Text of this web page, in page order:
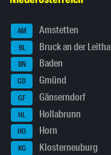
AM Amstetten
BL Bruck an der Leitha
BN Baden
GD Gmünd
GF Gänserndorf
HL Hollabrunn
HO Horn
KG Klosterneuburg